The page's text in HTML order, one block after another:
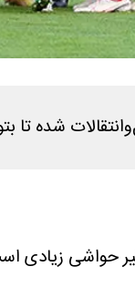
شده تا
حواشی